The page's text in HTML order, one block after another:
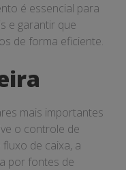
é essencial para
e garantir que
de forma eficiente.
mais importantes
o controle de
de caixa, a
por fontes de